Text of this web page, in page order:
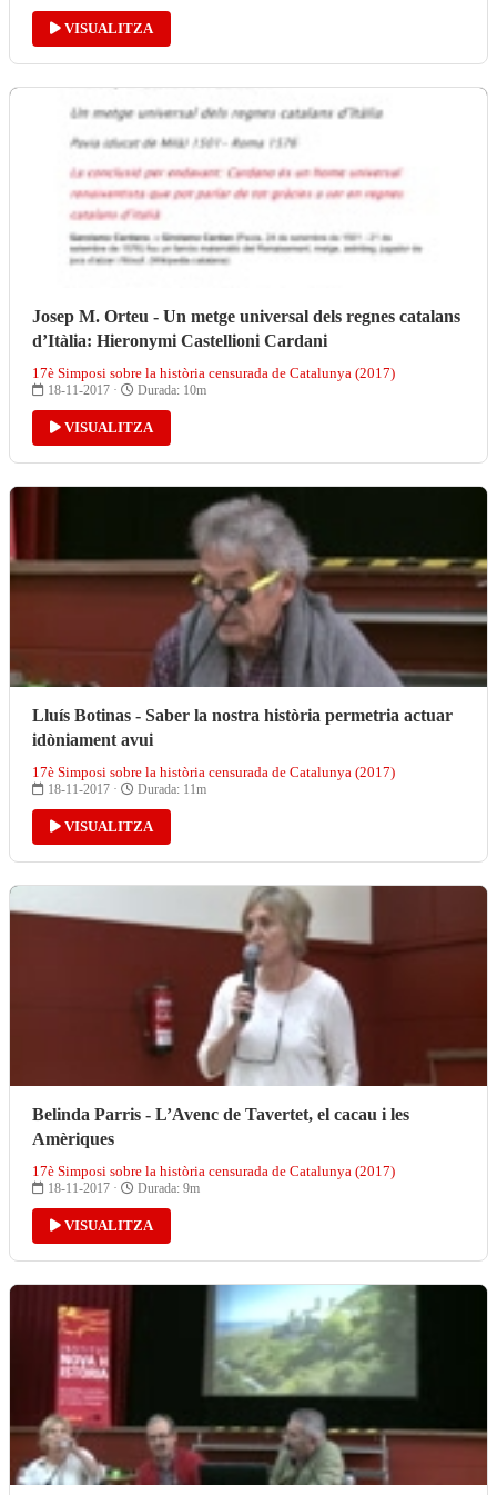
VISUALITZA
Josep M. Orteu - Un metge universal dels regnes catalans
d’Itàlia: Hieronymi Castellioni Cardani
17è Simposi sobre la història censurada de Catalunya (2017)
18-11-2017 · Durada: 10m
VISUALITZA
Lluís Botinas - Saber la nostra història permetria actuar
idòniament avui
17è Simposi sobre la història censurada de Catalunya (2017)
18-11-2017 · Durada: 11m
VISUALITZA
Belinda Parris - L’Avenc de Tavertet, el cacau i les
Amèriques
17è Simposi sobre la història censurada de Catalunya (2017)
18-11-2017 · Durada: 9m
VISUALITZA